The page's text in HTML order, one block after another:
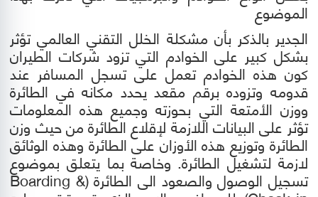
الموضوع
الجدير بالذكر بأن مشكلة الخلل التقني العالمي تؤثر
بشكل كبير على الخوادم التي تزود شركات الطيران
كونهذه الخوادم تعمل على تسجل المسافر عند
قدومه وتزوده برقم مقعد يحدد مكانه في الطائرة
ووزن الأمتعة التي بحوزته وجميع هذه المعلومات
تؤثر على البيانات اللازمة لإقلاع الطائرة من حيث وزن
الطائرة وتوزيع هذه الأوزان على الطائرة وهذه الوثائق
لازمة لتشغيل الطائرة. وخاصة بما يتعلق بموضوع
تسجيل الوصول والصعود الى الطائرة (Boarding &